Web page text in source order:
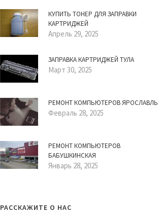
КУПИТЬ ТОНЕР ДЛЯ ЗАПРАВКИ
КАРТРИДЖЕЙ
Апрель 29, 2025
ЗАПРАВКА КАРТРИДЖЕЙ ТУЛА
Март 30, 2025
РЕМОНТ КОМПЬЮТЕРОВ ЯРОСЛАВЛЬ
Февраль 28, 2025
РЕМОНТ КОМПЬЮТЕРОВ
БАБУШКИНСКАЯ
Январь 28, 2025
РАССКАЖИТЕ О НАС